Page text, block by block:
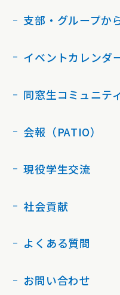
支部・グループか
イベントカレンダ
同窓生コミュニティ
会報（PATIO）
現役学生交流
社会貢献
よくある質問
お問い合わせ